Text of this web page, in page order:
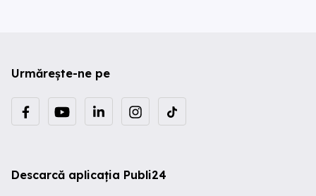
Urmărește-ne pe
Descarcă aplicația Publi24